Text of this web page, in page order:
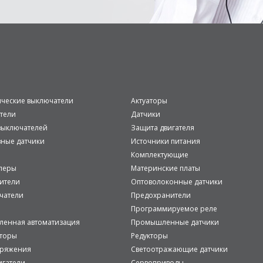
выключатели
Актуаторы
Датчики
Защита двигателя
датчики
Источники питания
Комплектующие
Материнские платы
Оптоволоконные датчики
Предохранители
Программируемое реле
автоматизация
Промышленные датчики
Редукторы
Светоотражающие датчики